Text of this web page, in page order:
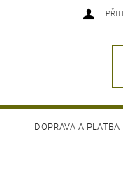
DOPRAVA A PLATBA